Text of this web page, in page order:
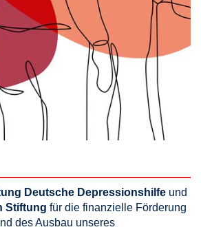
Deutsche Depressionshilfe und
Stiftung für die finanzielle Förderung
des Ausbau unseres